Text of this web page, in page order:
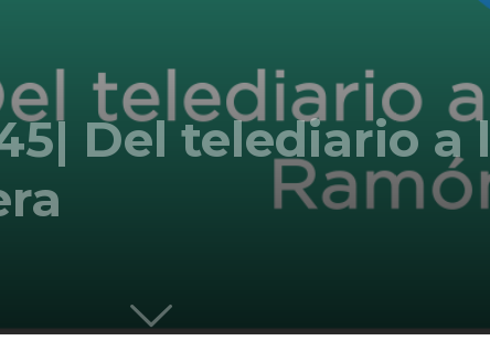
que
Del telediario a